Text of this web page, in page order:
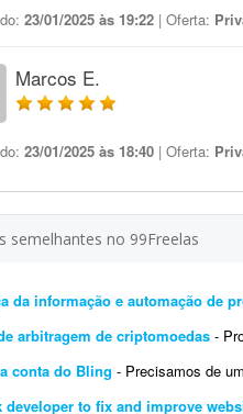
23/01/2025 às 19:22 | Oferta:
Marcos E.
23/01/2025 às 18:40 | Oferta:
semelhantes no 99Freelas
da informação e automação de
arbitragem de criptomoedas -
conta do Bling - Precisamos de um
developer to fix and improve